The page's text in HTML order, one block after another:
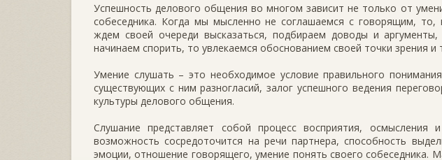
Успешность делового общения во многом зависит не только от
собеседника. Когда мы мысленно не соглашаемся с говорящим, то,
ждем своей очереди высказаться, подбираем доводы и
начинаем спорить, то увлекаемся обоснованием своей точки зрения
Умение слушать – это необходимое условие правильного
существующих с ним разногласий, залог успешного ведения
культуры делового общения.
Слушание представляет собой процесс восприятия, осмысления
возможность сосредоточится на речи партнера, способность
эмоции, отношение говорящего, умение понять своего собеседника.